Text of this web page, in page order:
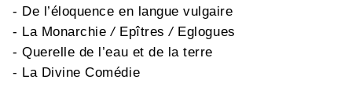
- De l’éloquence en langue vulgaire
- La Monarchie/Epîtres/Eglogues
- Querelle de l’eau et de la terre
- La Divine Comédie